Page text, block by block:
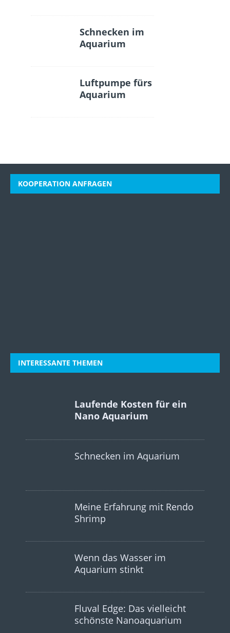
Schnecken im
Aquarium
Luftpumpe fürs
Aquarium
KOOPERATION ANFRAGEN
INTERESSANTE THEMEN
Laufende Kosten für ein
Nano Aquarium
Schnecken im Aquarium
Meine Erfahrung mit Rendo
Shrimp
Wenn das Wasser im
Aquarium stinkt
Fluval Edge: Das vielleicht
schönste Nanoaquarium